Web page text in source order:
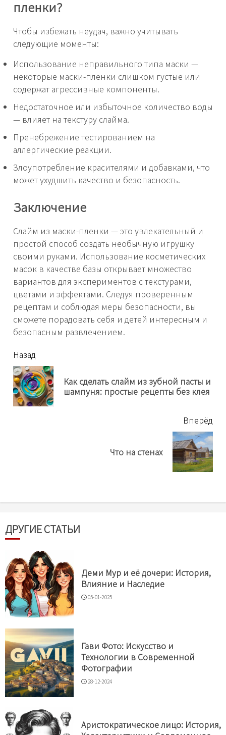
пленки?
Чтобы избежать неудач, важно учитывать
следующие моменты:
Использование неправильного типа маски —
некоторые маски-пленки слишком густые или
содержат агрессивные компоненты.
Недостаточное или избыточное количество воды
— влияет на текстуру слайма.
Пренебрежение тестированием на
аллергические реакции.
Злоупотребление красителями и добавками, что
может ухудшить качество и безопасность.
Заключение
Слайм из маски-пленки — это увлекательный и
простой способ создать необычную игрушку
своими руками. Использование косметических
масок в качестве базы открывает множество
вариантов для экспериментов с текстурами,
цветами и эффектами. Следуя проверенным
рецептам и соблюдая меры безопасности, вы
сможете порадовать себя и детей интересным и
безопасным развлечением.
читать
еще
Назад
Как сделать слайм из зубной пасты и
шампуня: простые рецепты без клея
Вперёд
Что на стенах
ДРУГИЕ СТАТЬИ
Деми Мур и её дочери: История,
Влияние и Наследие
05-01-2025
Гави Фото: Искусство и
Технологии в Современной
Фотографии
28-12-2024
Аристократическое лицо: История,